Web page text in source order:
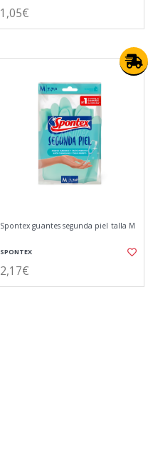
1,05€
Spontex guantes segunda piel talla M
SPONTEX
2,17€